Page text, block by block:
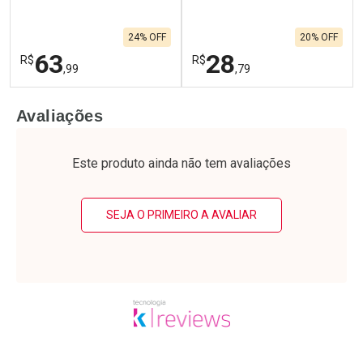
R$63,99
24% OFF
Laboratório
Por Menos
R$28,79
20% OFF
Laboratório
Por Menos
Avaliações
Este produto ainda não tem avaliações
SEJA O PRIMEIRO A AVALIAR